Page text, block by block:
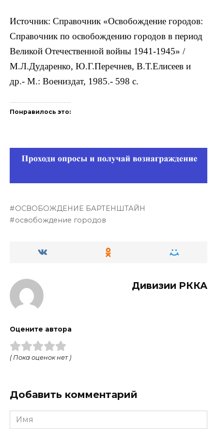
Источник: Справочник «Освобождение городов:
Справочник по освобождению городов в период
Великой Отечественной войны 1941-1945» /
М.Л.Дударенко, Ю.Г.Перечнев, В.Т.Елисеев и
др.- М.: Воениздат, 1985.- 598 с.
Понравилось это:
ОСВОБОЖДЕНИЕ БАРТЕНШТАЙН
освобождение городов
Дивизии РККА
Оцените автора
( Пока оценок нет )
Добавить комментарий
Имя